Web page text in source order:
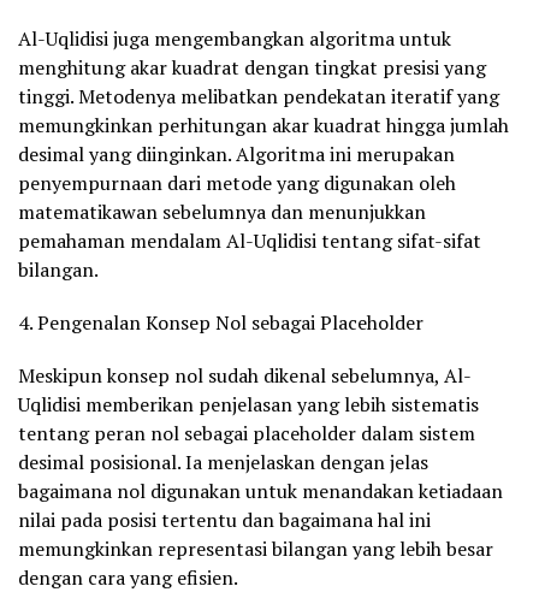
Al-Uqlidisi juga mengembangkan algoritma untuk
menghitung akar kuadrat dengan tingkat presisi yang
tinggi. Metodenya melibatkan pendekatan iteratif yang
memungkinkan perhitungan akar kuadrat hingga jumlah
desimal yang diinginkan. Algoritma ini merupakan
penyempurnaan dari metode yang digunakan oleh
matematikawan sebelumnya dan menunjukkan
pemahaman mendalam Al-Uqlidisi tentang sifat-sifat
bilangan.
4. Pengenalan Konsep Nol sebagai Placeholder
Meskipun konsep nol sudah dikenal sebelumnya, Al-
Uqlidisi memberikan penjelasan yang lebih sistematis
tentang peran nol sebagai placeholder dalam sistem
desimal posisional. Ia menjelaskan dengan jelas
bagaimana nol digunakan untuk menandakan ketiadaan
nilai pada posisi tertentu dan bagaimana hal ini
memungkinkan representasi bilangan yang lebih besar
dengan cara yang efisien.